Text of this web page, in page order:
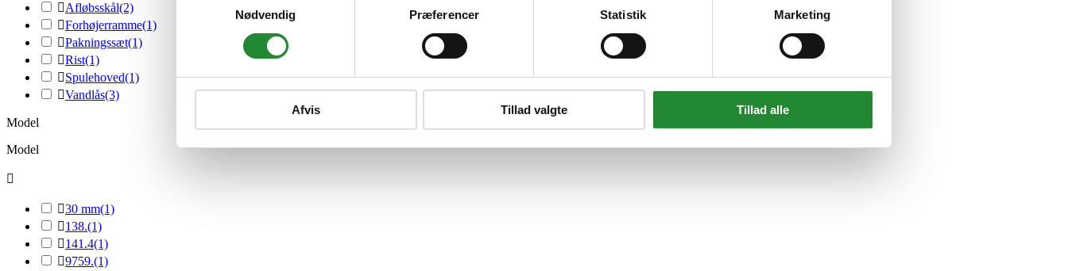
Nødvendig
Præferencer Statistik Marketing
Afvis Tillad valgte Tillad alle
Afløbsskål(2)
Forhøjerramme(1)
Pakningssæt(1)
Rist(1)
Spulehoved(1)
Vandlås(3)
Model
Model

30 mm(1)
138.(1)
141.4(1)
9759.(1)